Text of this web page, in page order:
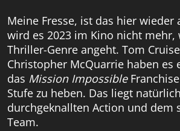
Meine Fresse, ist das hier wieder
wird es 2023 im Kino nicht mehr,
Thriller-Genre angeht. Tom
Christopher McQuarrie haben es
das Mission Impossible
Stufe zu heben. Das liegt
durchgeknallten Action und dem
Team.